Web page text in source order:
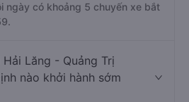
ngày có khoảng 5 chuyến xe bắt
Lăng - Quảng Trị
nào khởi hành sớm